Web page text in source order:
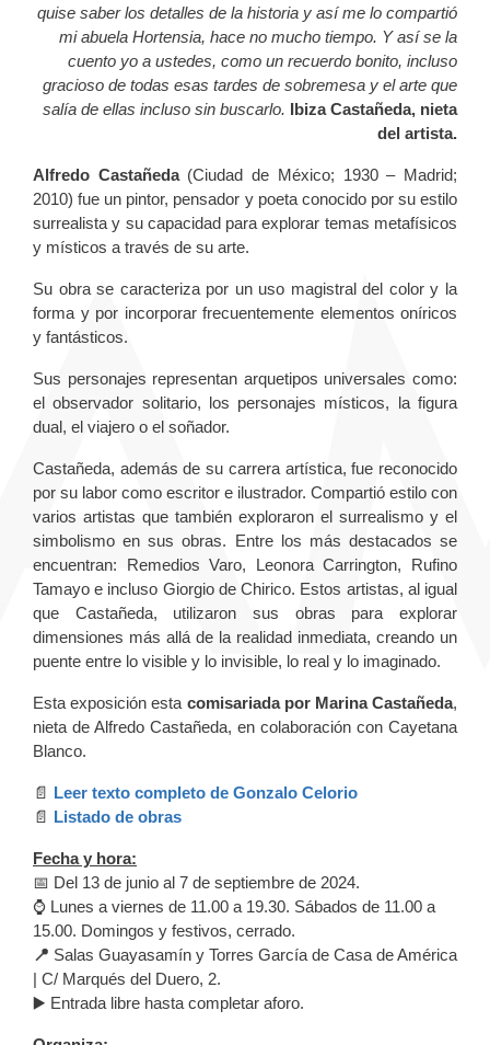
quise saber los detalles de la historia y así me lo compartió
mi abuela Hortensia, hace no mucho tiempo. Y así se la
cuento yo a ustedes, como un recuerdo bonito, incluso
gracioso de todas esas tardes de sobremesa y el arte que
salía de ellas incluso sin buscarlo. Ibiza Castañeda, nieta
del artista.
Alfredo Castañeda(Ciudad de México; 1930 – Madrid;
2010) fue un pintor, pensador y poeta conocido por su estilo
surrealista y su capacidad para explorar temas metafísicos
y místicos a través de su arte.
Su obra se caracteriza por un uso magistral del color y la
forma y por incorporar frecuentemente elementos oníricos
y fantásticos.
Sus personajes representan arquetipos universales como:
el observador solitario, los personajes místicos, la figura
dual, el viajero o el soñador.
Castañeda, además de su carrera artística, fue reconocido
por su labor como escritor e ilustrador. Compartió estilo con
varios artistas que también exploraron el surrealismo y el
simbolismo en sus obras. Entre los más destacados se
encuentran: Remedios Varo, Leonora Carrington, Rufino
Tamayo e incluso Giorgio de Chirico. Estos artistas, al igual
que Castañeda, utilizaron sus obras para explorar
dimensiones más allá de la realidad inmediata, creando un
puente entre lo visible y lo invisible, lo real y lo imaginado.
Esta exposición esta comisariada por Marina Castañeda,
nieta de Alfredo Castañeda, en colaboración con Cayetana
Blanco.
📄 Leer texto completo de Gonzalo Celorio
📄 Listado de obras
Fecha y hora:
📅 Del 13 de junio al 7 de septiembre de 2024.
⌚ Lunes a viernes de 11.00 a 19.30. Sábados de 11.00 a
15.00. Domingos y festivos, cerrado.
📍 Salas Guayasamín y Torres García de Casa de América
| C/ Marqués del Duero, 2.
▶️ Entrada libre hasta completar aforo.